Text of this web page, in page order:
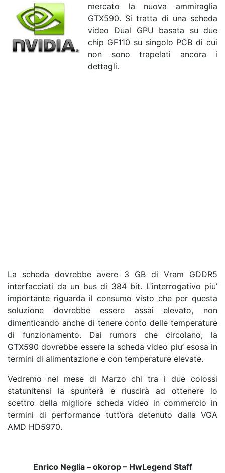
mercato la nuova ammiraglia
GTX590. Si tratta di una scheda
video Dual GPU basata su due
chip GF110 su singolo PCB di cui
non sono trapelati ancora i
dettagli.
La scheda dovrebbe avere 3 GB di Vram GDDR5
interfacciati da un bus di 384 bit. L’interrogativo piu’
importante riguarda il consumo visto che per questa
soluzione dovrebbe essere assai elevato, non
dimenticando anche di tenere conto delle temperature
di funzionamento. Dai rumors che circolano, la
GTX590 dovrebbe essere la scheda video piu’ esosa in
termini di alimentazione e con temperature elevate.
Vedremo nel mese di Marzo chi tra i due colossi
statunitensi la spunterà e riuscirà ad ottenere lo
scettro della migliore scheda video in commercio in
termini di performance tutt’ora detenuto dalla VGA
AMD HD5970.
Enrico Neglia – okorop – HwLegend Staff